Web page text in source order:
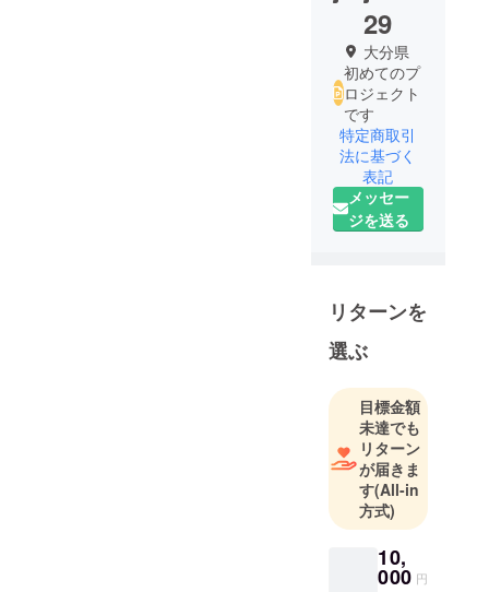
29
大分県
初めてのプ
ロジェクト
です
特定商取引
法に基づく
表記
メッセー
ジを送る
リターンを
選ぶ
目標金額
未達でも
リターン
が届きま
す(All-in
方式)
10,
000 円